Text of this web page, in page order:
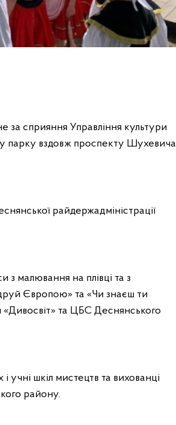
за сприяння Управління культури
у парку вздовж проспекту Шухевича
райдержадміністрації
з малювання на плівці та з
Європою» та «Чи знаєш ти
«Дивосвіт» та ЦБС Деснянського
учні шкіл мистецтв та вихованці
району.